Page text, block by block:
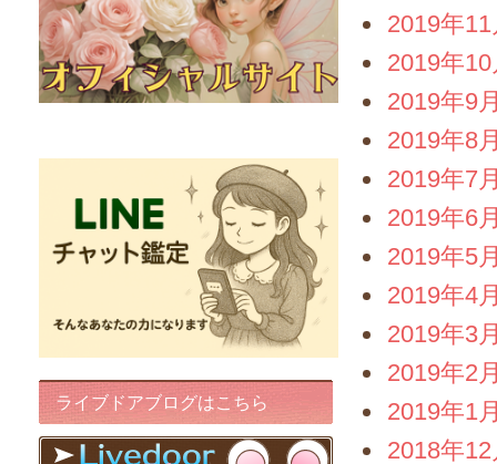
2019年11
2019年10
2019年9
2019年8
2019年7
2019年6
2019年5
2019年4
2019年3
2019年2
2019年1
2018年12
ライブドアブログはこちら